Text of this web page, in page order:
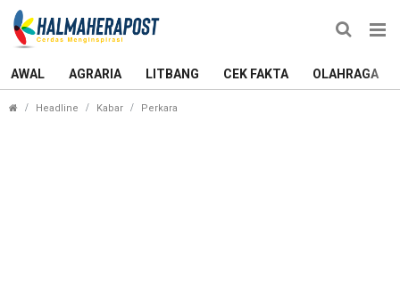
AWAL AGRARIA LITBANG CEK FAKTA OLAHRAGA
Headline Kabar Perkara